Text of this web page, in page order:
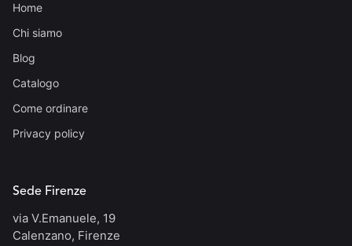
Home
Chi siamo
Blog
Catalogo
Come ordinare
Privacy policy
Sede Firenze
via V.Emanuele, 19
Calenzano, Firenze